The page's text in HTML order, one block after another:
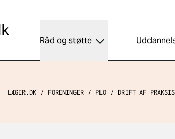
Råd og støtte
LÆGER.DK FORENINGER PLO DRIFT AF PRAKSIS